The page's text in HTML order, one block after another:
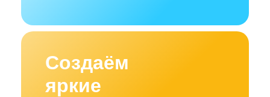
Создаём
яркие